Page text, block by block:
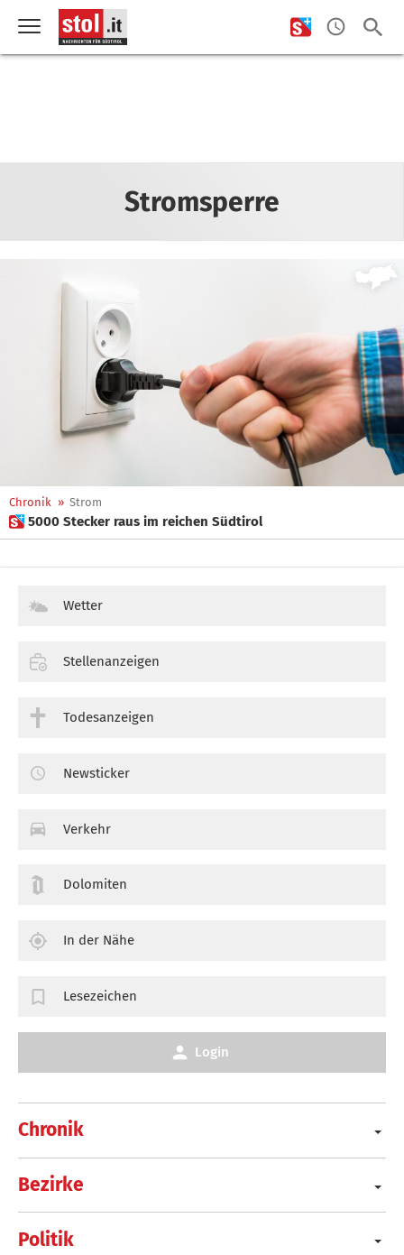
Stromsperre
Chronik » Strom
 5000 Stecker raus im reichen Südtirol
Chronik
Bezirke
Politik
Wetter
Stellenanzeigen
Todesanzeigen
Newsticker
Verkehr
Dolomiten
In der Nähe
Lesezeichen
Login